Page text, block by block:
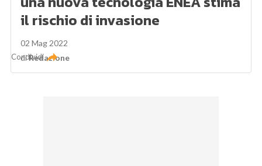
il rischio di invasione
02 Mag 2022
diRedazione
Condividi